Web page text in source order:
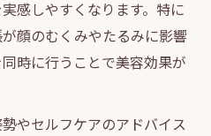
感しやすくなります。特に
顔のむくみやたるみに影響
時に行うことで美容効果が
やセルフケアのアドバイス